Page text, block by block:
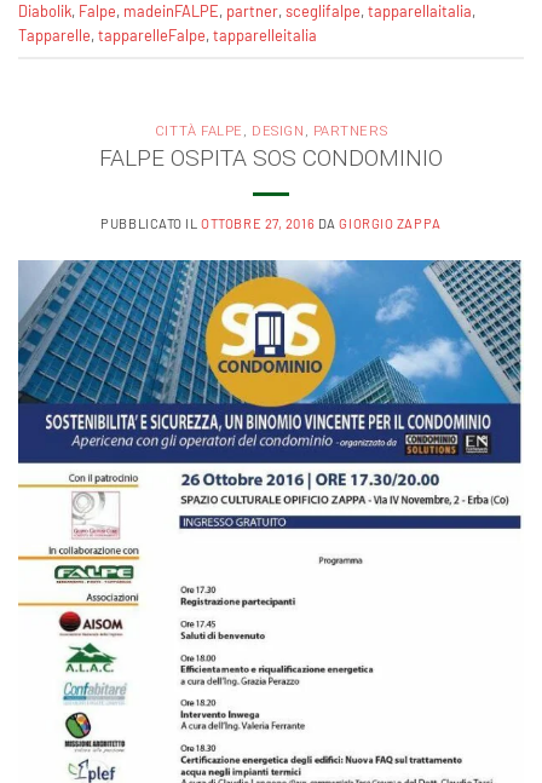
Diabolik, Falpe, madeinFALPE, partner,sceglifalpe,tapparellaitalia,
Tapparelle,tapparelleFalpe,tapparelleitalia
CITTÀ FALPE , DESIGN , PARTNERS
FALPE OSPITA SOS CONDOMINIO
PUBBLICATO ILOTTOBRE 27, 2016 DAGIORGIO ZAPPA